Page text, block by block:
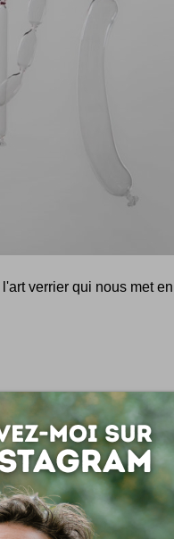
verrier qui nous met
Mon job, rendre visible et